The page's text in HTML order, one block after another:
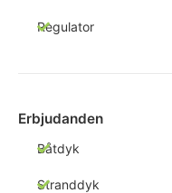
Regulator
Erbjudanden
Båtdyk
Stranddyk